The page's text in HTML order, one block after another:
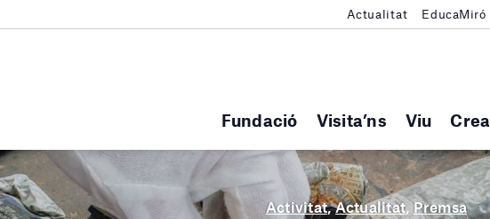
Fundació Visita’ns Viu Crea
Actualitat EducaMiró
Activitat,Actualitat,Premsa